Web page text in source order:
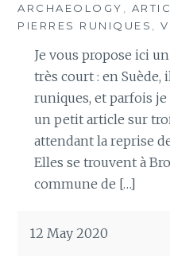
ARCHAEOLOGY
PIERRES RUNIQUES
,
Je vous propose ici
très court : en
runiques, et parfois
un petit article sur
attendant la reprise
Elles se trouvent à
commune de […]
12 May 2020